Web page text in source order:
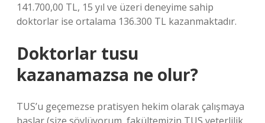
141.700,00 TL, 15 yıl ve üzeri deneyime sahip
doktorlar ise ortalama 136.300 TL kazanmaktadır.
Doktorlar tusu
kazanamazsa ne olur?
TUS’u geçemezse pratisyen hekim olarak çalışmaya